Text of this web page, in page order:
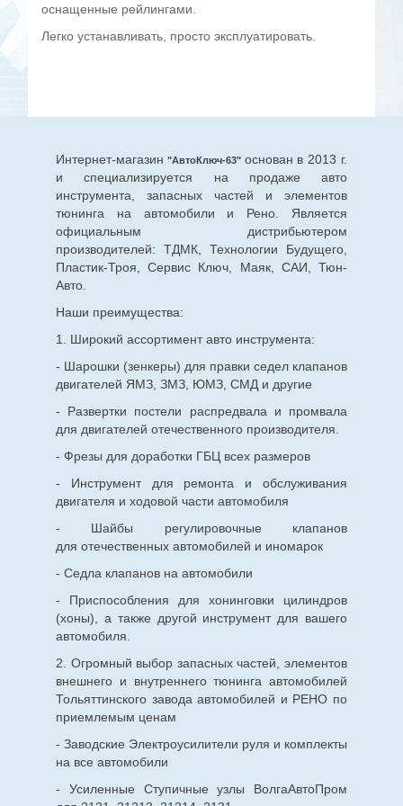
оснащенные рейлингами.
Легко устанавливать, просто эксплуатировать.
Интернет-магазин "АвтоКлюч-63" основан в 2013 г.
и специализируется на продаже авто
инструмента, запасных частей и элементов
тюнинга на автомобили и Рено. Является
официальным дистрибьютером
производителей: ТДМК, Технологии Будущего,
Пластик-Троя, Сервис Ключ, Маяк, САИ, Тюн-
Авто.
Наши преимущества:
1. Широкий ассортимент авто инструмента:
- Шарошки (зенкеры) для правки седел клапанов
двигателей ЯМЗ, ЗМЗ, ЮМЗ, СМД и другие
- Развертки постели распредвала и промвала
для двигателей отечественного производителя.
- Фрезы для доработки ГБЦ всех размеров
- Инструмент для ремонта и обслуживания
двигателя и ходовой части автомобиля
- Шайбы регулировочные клапанов
для отечественныхавтомобилей и иномарок
- Седла клапанов на автомобили
- Приспособления для хонинговки цилиндров
(хоны), а также другой инструмент для вашего
автомобиля.
2. Огромный выбор запасных частей, элементов
внешнего и внутреннего тюнинга автомобилей
Тольяттинского завода автомобилей и РЕНО по
приемлемым ценам
- Заводские Электроусилители руля и комплекты
на все автомобили
- Усиленные Ступичные узлы ВолгаАвтоПром